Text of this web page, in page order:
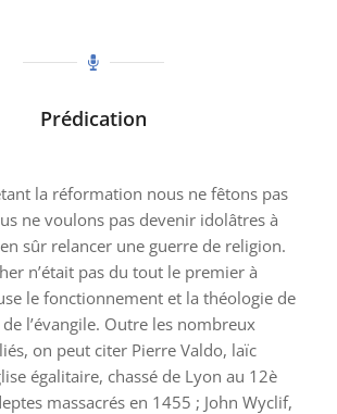
Prédication
la réformation nous ne fêtons pas
ne voulons pas devenir idolâtres à
sûr relancer une guerre de religion.
n’était pas du tout le premier à
le fonctionnement et la théologie de
de l’évangile. Outre les nombreux
on peut citer Pierre Valdo, laïc
égalitaire, chassé de Lyon au 12è
massacrés en 1455 ; John Wyclif,